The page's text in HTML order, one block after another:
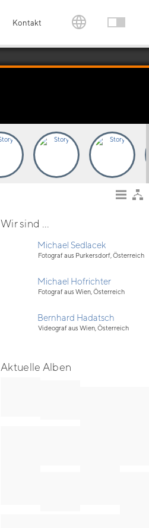
Kontakt
Wir sind ...
Michael Sedlacek
Fotograf aus Purkersdorf, Österreich
Michael Hofrichter
Fotograf aus Wien, Österreich
Bernhard Hadatsch
Videograf aus Wien, Österreich
Aktuelle Alben